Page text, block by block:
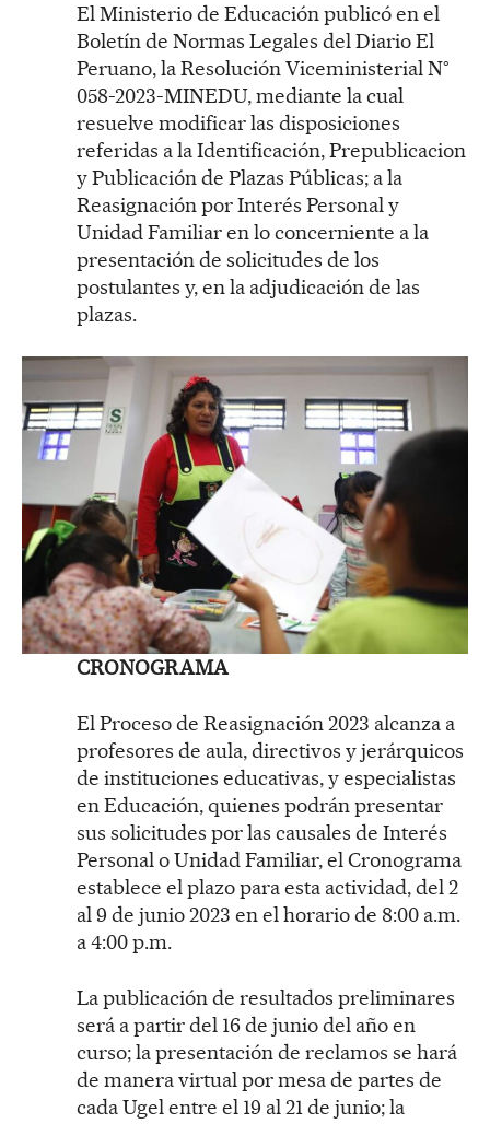
El Ministerio de Educación publicó en el
Boletín de Normas Legales del Diario El
Peruano, la Resolución Viceministerial N°
058-2023-MINEDU, mediante la cual
resuelve modificar las disposiciones
referidas a la Identificación, Prepublicacion
y Publicación de Plazas Públicas; a la
Reasignación por Interés Personal y
Unidad Familiar en lo concerniente a la
presentación de solicitudes de los
postulantes y, en la adjudicación de las
plazas.
CRONOGRAMA
El Proceso de Reasignación 2023 alcanza a
profesores de aula, directivos y jerárquicos
de instituciones educativas, y especialistas
en Educación, quienes podrán presentar
sus solicitudes por las causales de Interés
Personal o Unidad Familiar, el Cronograma
establece el plazo para esta actividad, del 2
al 9 de junio 2023 en el horario de 8:00 a.m.
a 4:00 p.m.
La publicación de resultados preliminares
será a partir del 16 de junio del año en
curso; la presentación de reclamos se hará
de manera virtual por mesa de partes de
cada Ugel entre el 19 al 21 de junio; la